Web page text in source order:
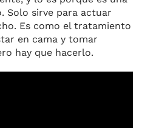
Solo sirve para actuar
Es como el tratamiento
en cama y tomar
hay que hacerlo.